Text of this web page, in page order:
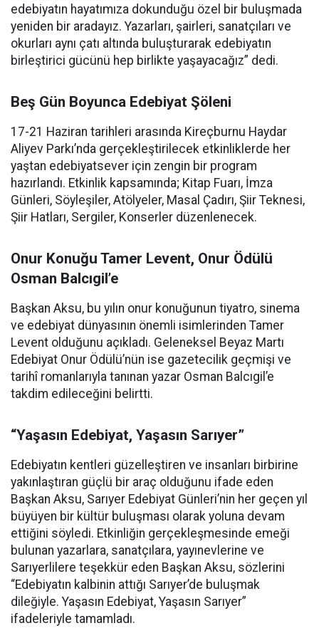
edebiyatın hayatımıza dokunduğu özel bir buluşmada
yeniden bir aradayız. Yazarları, şairleri, sanatçıları ve
okurları aynı çatı altında buluşturarak edebiyatın
birleştirici gücünü hep birlikte yaşayacağız” dedi.
Beş Gün Boyunca Edebiyat Şöleni
17-21 Haziran tarihleri arasında Kireçburnu Haydar
Aliyev Parkı’nda gerçekleştirilecek etkinliklerde her
yaştan edebiyatsever için zengin bir program
hazırlandı. Etkinlik kapsamında; Kitap Fuarı, İmza
Günleri, Söyleşiler, Atölyeler, Masal Çadırı, Şiir Teknesi,
Şiir Hatları, Sergiler, Konserler düzenlenecek.
Onur Konuğu Tamer Levent, Onur Ödülü
Osman Balcıgil’e
Başkan Aksu, bu yılın onur konuğunun tiyatro, sinema
ve edebiyat dünyasının önemli isimlerinden Tamer
Levent olduğunu açıkladı. Geleneksel Beyaz Martı
Edebiyat Onur Ödülü’nün ise gazetecilik geçmişi ve
tarihî romanlarıyla tanınan yazar Osman Balcıgil’e
takdim edileceğini belirtti.
“Yaşasın Edebiyat, Yaşasın Sarıyer”
Edebiyatın kentleri güzelleştiren ve insanları birbirine
yakınlaştıran güçlü bir araç olduğunu ifade eden
Başkan Aksu, Sarıyer Edebiyat Günleri’nin her geçen yıl
büyüyen bir kültür buluşması olarak yoluna devam
ettiğini söyledi. Etkinliğin gerçekleşmesinde emeği
bulunan yazarlara, sanatçılara, yayınevlerine ve
Sarıyerlilere teşekkür eden Başkan Aksu, sözlerini
“Edebiyatın kalbinin attığı Sarıyer’de buluşmak
dileğiyle. Yaşasın Edebiyat, Yaşasın Sarıyer”
ifadeleriyle tamamladı.